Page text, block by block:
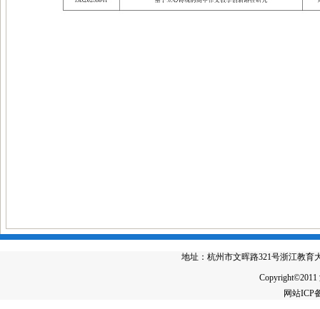
地址：杭州市文晖路321号浙江教育
Copyright©2011
网站ICP